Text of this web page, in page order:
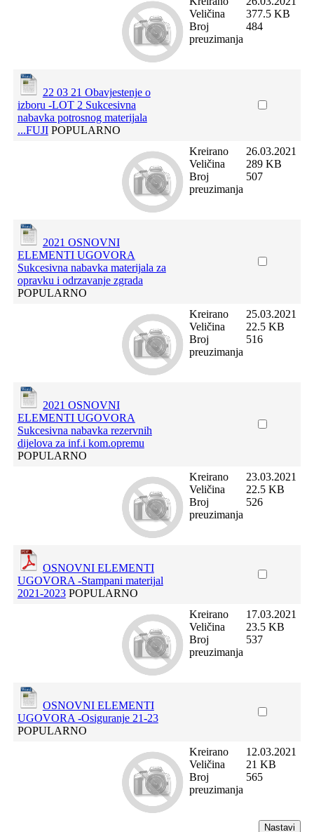
Veličina
Broj
preuzimanja
377.5 KB
484
22 03 21 Obavjestenje o
izboru -LOT 2 Sukcesivna
nabavka potrosnog materijala
...FUJI POPULARNO
Kreirano
Veličina
Broj
preuzimanja
26.03.2021
289 KB
507
2021 OSNOVNI
ELEMENTI UGOVORA
Sukcesivna nabavka materijala za
opravku i odrzavanje zgrada
POPULARNO
Kreirano
Veličina
Broj
preuzimanja
25.03.2021
22.5 KB
516
2021 OSNOVNI
ELEMENTI UGOVORA
Sukcesivna nabavka rezervnih
dijelova za inf.i kom.opremu
POPULARNO
Kreirano
Veličina
Broj
preuzimanja
23.03.2021
22.5 KB
526
OSNOVNI ELEMENTI
UGOVORA -Stampani materijal
2021-2023 POPULARNO
Kreirano
Veličina
Broj
preuzimanja
17.03.2021
23.5 KB
537
OSNOVNI ELEMENTI
UGOVORA -Osiguranje 21-23
POPULARNO
Kreirano
Veličina
Broj
preuzimanja
12.03.2021
21 KB
565